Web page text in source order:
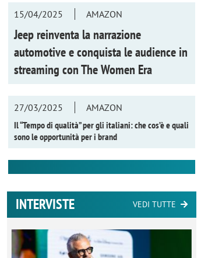
15/04/2025 AMAZON
Jeep reinventa la narrazione
automotive e conquista le audience in
streaming conThe Women Era
27/03/2025
AMAZON
Il “Tempo di qualità” per gli italiani: che cos’è e quali
sono le opportunità per i brand
INTERVISTE VEDI TUTTE